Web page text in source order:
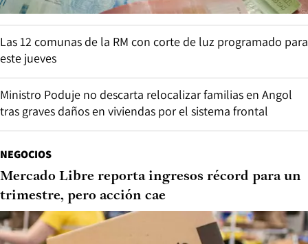
Las 12 comunas de la RM con corte de luz programado para
este jueves
Ministro Poduje no descarta relocalizar familias en Angol
tras graves daños en viviendas por el sistema frontal
NEGOCIOS
Mercado Libre reporta ingresos récord para un
trimestre, pero acción cae